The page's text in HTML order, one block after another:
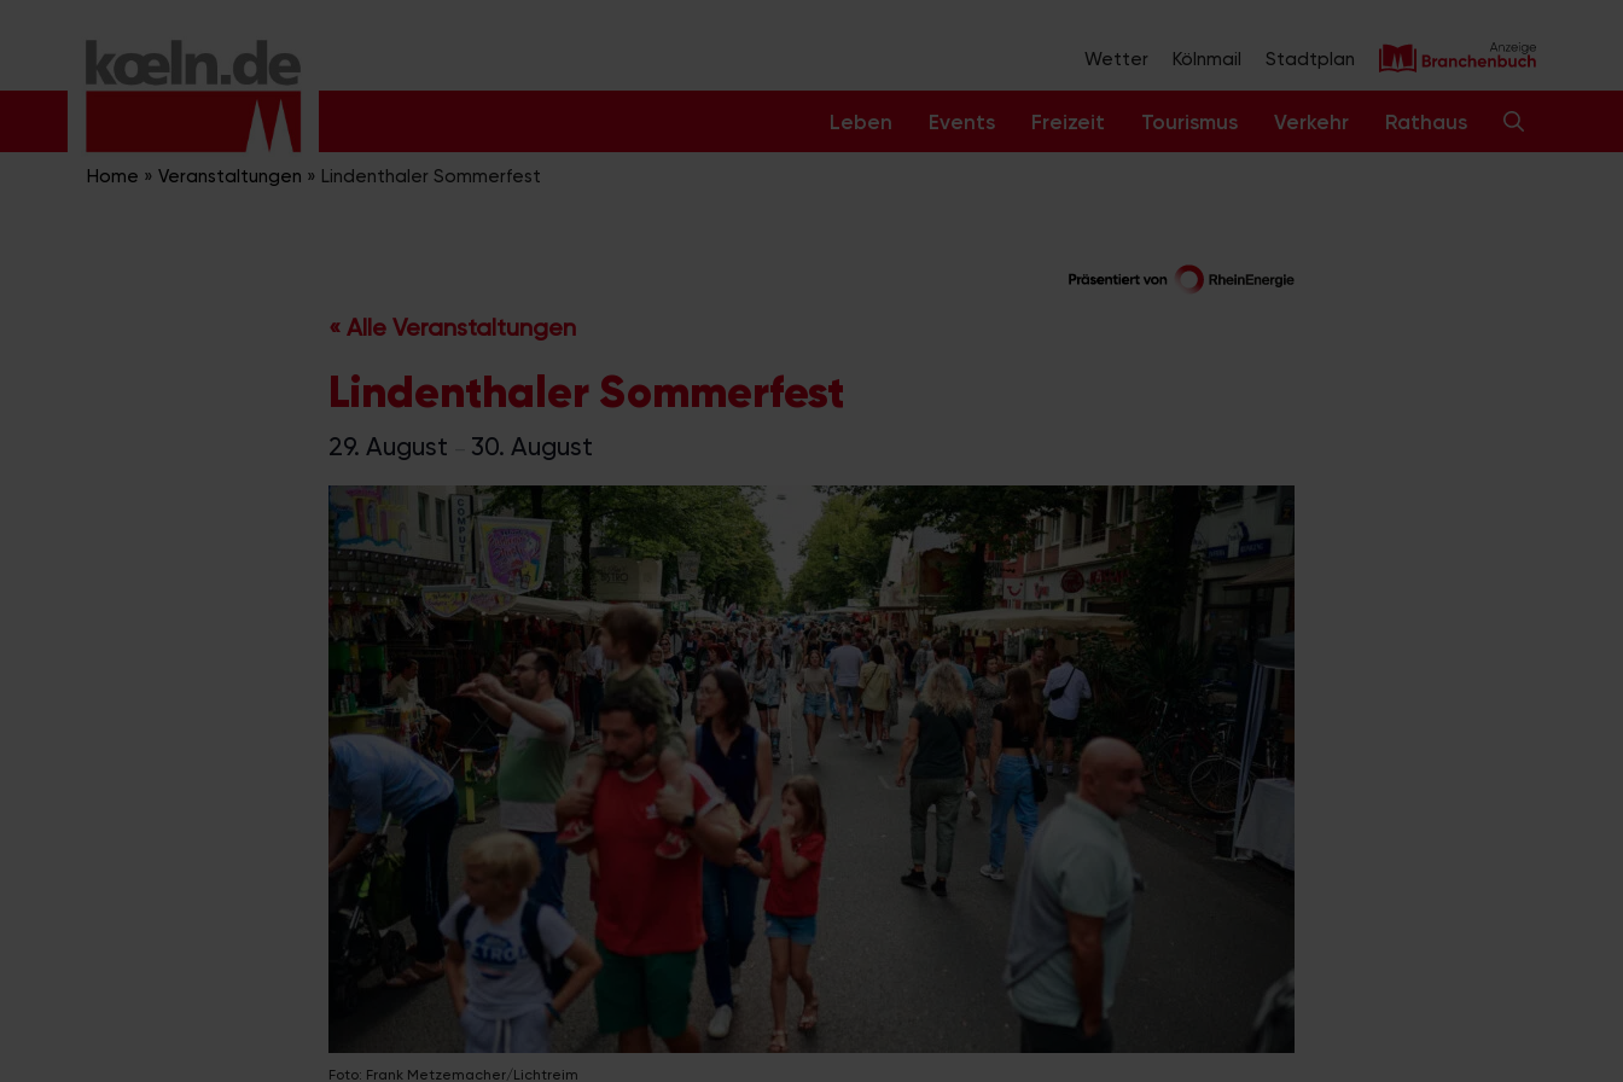
Inhalt
Wetter Kölnmail Stadtplan
Leben Events Freizeit Tourismus Verkehr Rathaus
Home » Veranstaltungen » Lindenthaler Sommerfest
« Alle Veranstaltungen
Lindenthaler Sommerfest
29. August 30. August
Foto: Frank Metzemacher/Lichtreim